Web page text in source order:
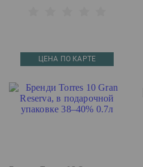
ЦЕНА ПО КАРТЕ